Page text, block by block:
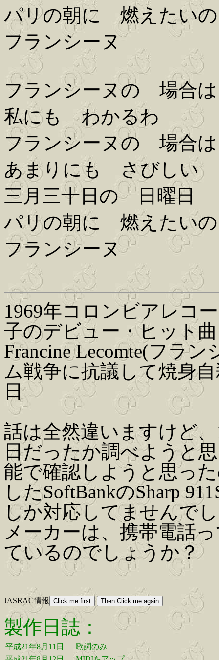
パリの朝に 燃えたい
フランシーヌ
フランシーヌの 場合は
私にも わかるわ
フランシーヌの 場合は
あまりにも さびしい
三月三十日の 日曜日
パリの朝に 燃えたい
フランシーヌ
1969年コロンビアレコ
子のデビュー・ヒット
Francine Lecomte(フラ
ム戦争に抗議して焼身
日
話は全然違いますけど
日だったか調べようと
能で確認しようと思っ
したSoftBankのSharp
しか対応してませんで
メーカーは、携帯電話
ているのでしょうか？
JASRAC情報
製作日誌：
平成21年8月11日
歌詞のみ